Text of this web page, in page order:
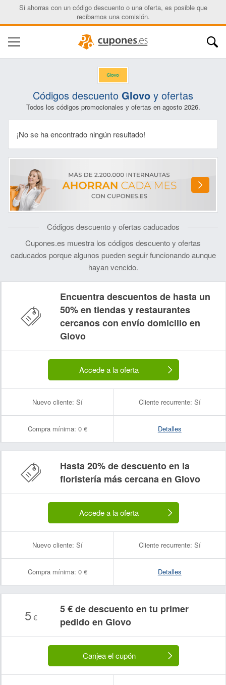
Si ahorras con un código descuento o una oferta, es posible que
recibamos una comisión.
Códigos descuento Glovo y ofertas
Todos los códigos promocionales y ofertas en agosto 2026.
¡No se ha encontrado ningún resultado!
Códigos descuento y ofertas caducados
Cupones.es muestra los códigos descuento y ofertas
caducados porque algunos pueden seguir funcionando aunque
hayan vencido.
Encuentra descuentos de hasta un
50% en tiendas y restaurantes
cercanos con envío domicilio en
Glovo
Accede a la oferta
Nuevo cliente: Sí Cliente recurrente: Sí
Compra mínima: 0 € Detalles
Hasta 20% de descuento en la
floristería más cercana en Glovo
Accede a la oferta
Nuevo cliente: Sí Cliente recurrente: Sí
Compra mínima: 0 € Detalles
5 €
5 € de descuento en tu primer
pedido en Glovo
Canjea el cupón